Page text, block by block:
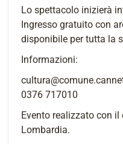
Lo spettacolo inizierà
Ingresso gratuito con
disponibile per tutta la
Informazioni:
0376 717010
Evento realizzato con
Lombardia.